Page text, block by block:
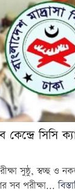
সিসি
সুষ্ঠু, স্বচ্ছ ও
সব পরীক্ষা...